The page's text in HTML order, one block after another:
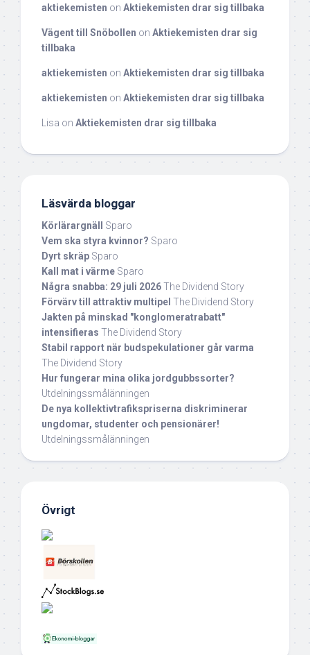
aktiekemisten on Aktiekemisten drar sig tillbaka
Vägent till Snöbollen on Aktiekemisten drar sig
tillbaka
aktiekemisten on Aktiekemisten drar sig tillbaka
aktiekemisten on Aktiekemisten drar sig tillbaka
Lisa on Aktiekemisten drar sig tillbaka
Läsvärda bloggar
Körlärargnäll
Sparo
Vem ska styra kvinnor? Sparo
Dyrt skräp Sparo
Kall mat i värme Sparo
Några snabba: 29 juli 2026The Dividend Story
Förvärv till attraktiv multipel The Dividend Story
Jakten på minskad "konglomeratrabatt"
intensifieras The Dividend Story
Stabil rapport när budspekulationer går varma
The Dividend Story
Hur fungerar mina olika jordgubbssorter?
Utdelningssmålänningen
De nya kollektivtrafikspriserna diskriminerar
ungdomar, studenter och pensionärer!
Utdelningssmålänningen
Övrigt